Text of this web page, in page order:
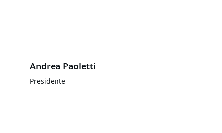
Andrea Paoletti
Presidente